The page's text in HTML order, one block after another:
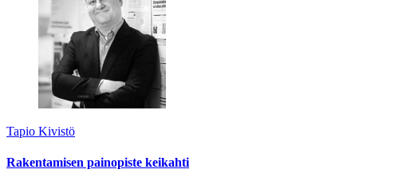
Tapio Kivistö
Rakentamisen painopiste keikahti